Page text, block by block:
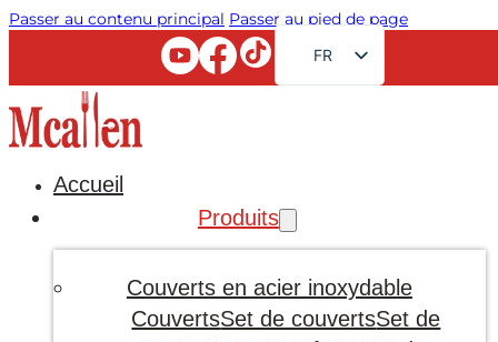
Passer au contenu principal Passer au pied de page
FR
EN
PT
Accueil
Produits
Couverts en acier inoxydable
CouvertsSet de couvertsSet de